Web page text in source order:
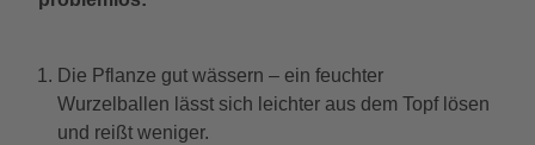
Die Pflanze gut wässern – ein feuchter
Wurzelballen lässt sich leichter aus dem Topf lösen
und reißt weniger.